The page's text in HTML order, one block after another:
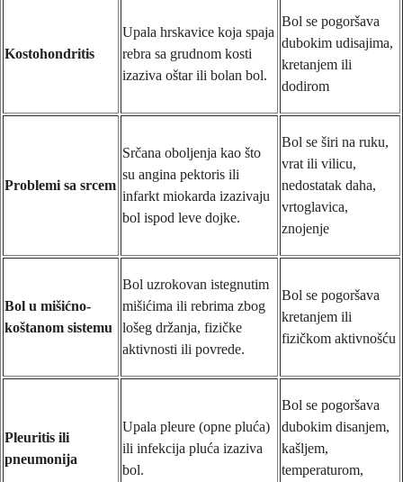
Kostohondritis
Upala hrskavice koja spaja
rebra sa grudnom kosti
izaziva oštar ili bolan bol.
Bol se pogoršava
dubokim udisajima,
kretanjem ili
dodirom
Problemi sa srcem
Srčana oboljenja kao što
su angina pektoris ili
infarkt miokarda izazivaju
bol ispod leve dojke.
Bol se širi na ruku,
vrat ili vilicu,
nedostatak daha,
vrtoglavica,
znojenje
Bol u mišićno-
koštanom sistemu
Bol uzrokovan istegnutim
mišićima ili rebrima zbog
lošeg držanja, fizičke
aktivnosti ili povrede.
Bol se pogoršava
kretanjem ili
fizičkom aktivnošću
Pleuritis ili
pneumonija
Upala pleure (opne pluća)
ili infekcija pluća izaziva
bol.
Bol se pogoršava
dubokim disanjem,
kašljem,
temperaturom,